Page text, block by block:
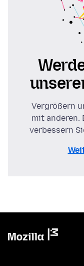
Vergrößern
mit anderen.
verbessern